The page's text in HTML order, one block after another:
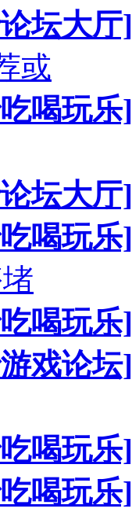
坛大厅]
或
喝玩乐]
坛大厅]
喝玩乐]
堵
喝玩乐]
戏论坛]
喝玩乐]
喝玩乐]